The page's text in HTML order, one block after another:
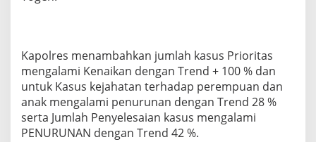
Kapolres menambahkan jumlah kasus Prioritas
mengalami Kenaikan dengan Trend + 100 % dan
untuk Kasus kejahatan terhadap perempuan dan
anak mengalami penurunan dengan Trend 28 %
serta Jumlah Penyelesaian kasus mengalami
PENURUNAN dengan Trend 42 %.